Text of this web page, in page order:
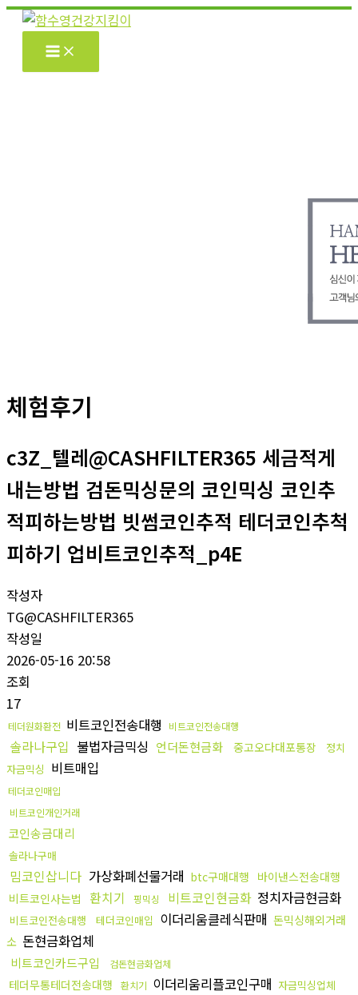
콘
체험후기
c3Z_텔레@CASHFILTER365 세금적게
내는방법 검돈믹싱문의 코인믹싱 코인추
적피하는방법 빗썸코인추적 테더코인추척
피하기 업비트코인추적_p4E
작성자
TG@CASHFILTER365
작성일
2026-05-16 20:58
조회
17
테더원화환전 비트코인전송대행 비트코인전송대행
솔라나구입 불법자금믹싱 언더돈현금화 중고오다대포통장
정치
자금믹싱 비트매입
테더코인매입
비트코인개인거래
코인송금대리
솔라나구매
밈코인삽니다 가상화폐선물거래 btc구매대행 바이낸스전송대행
비트코인사는법
환치기 핑믹싱 비트코인현금화 정치자금현금화
비트코인전송대행 테더코인매입 이더리움클레식판매 돈믹싱해외거래
소 돈현금화업체
비트코인카드구입 검돈현금화업체
테더무통테더전송대행 환치기 이더리움리플코인구매 자금믹싱업체